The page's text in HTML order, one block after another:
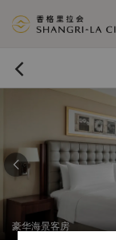

豪华海景客房
